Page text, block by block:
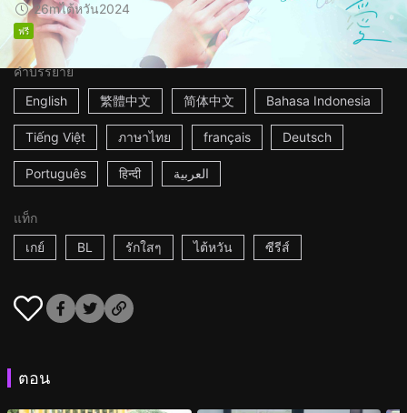
26mไต้หวัน2024
ฟรี
คำบรรยาย
English
繁體中文 简体中文 Bahasa Indonesia
Tiếng Việt ภาษาไทย français Deutsch
Português हिन्दी العربية
แท็ก
เกย์
BL รักใสๆ ไต้หวัน ซีรีส์
ตอน